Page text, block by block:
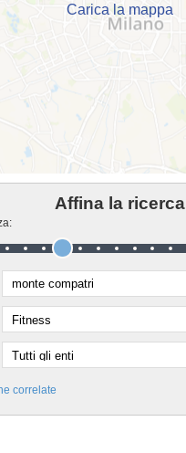
Carica la mappa
Affina la ricerca
correlate